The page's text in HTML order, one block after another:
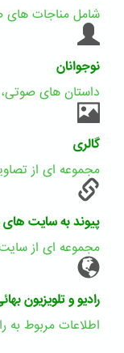
شامل مناجات های
نوجوانان
داستان های صوتی،
گالری
مجموعه ای از
پیوند به سایت های
مجموعه ای از
رادیو و تلویزیون
اطلاعات مربوط به